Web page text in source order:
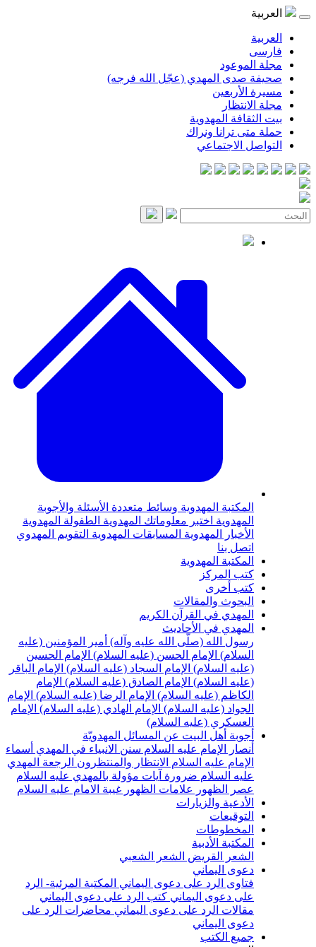
المهدي (عجّل الله فرجه)
المهدوية
ترانا ونراك
الاجتماعي
المهدويةوسائط متعددةالأسئلة والأجوبة
اختبر معلوماتك المهدويةالطفولة المهدوية
المهدويةالمسابقات المهدويةالتقويم المهدوي
المهدوية
والمقالات
في القرآن الكريم
في الأحاديث
الله (صلّى الله عليه وآله) أمير المؤمنين (عليه
الإمام الحسن (عليه السلام) الإمام الحسين
الإمام السجاد (عليه السلام) الإمام الباقر
الإمام الصادق (عليه السلام) الإمام
(عليه السلام) الإمام الرضا (عليه السلام) الإمام
(عليه السلام) الإمام الهادي (عليه السلام) الإمام
(عليه السلام)
أهل البيت عن المسائل المهدويّة
الإمام عليه السلامسنن الانبياء في المهديأسماء
عليه السلامالانتظار والمنتظرونالرجعةالمهدي
السلام ضرورة آيات مؤولة بالمهدي عليه السلام
علامات الظهورغيبة الامام عليه السلام
والزيارات
الأدبية
الشعر الشعبي
اليماني
الرد على دعوى اليماني المكتبة المرئية- الرد
دعوى اليماني كتب الرد على دعوى اليماني
الرد على دعوى اليماني محاضرات الرد على